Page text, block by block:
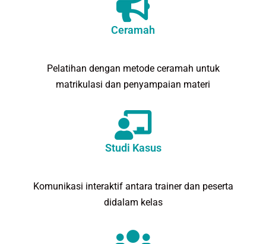
Ceramah
Pelatihan dengan metode ceramah untuk
matrikulasi dan penyampaian materi
Studi Kasus
Komunikasi interaktif antara trainer dan peserta
didalam kelas